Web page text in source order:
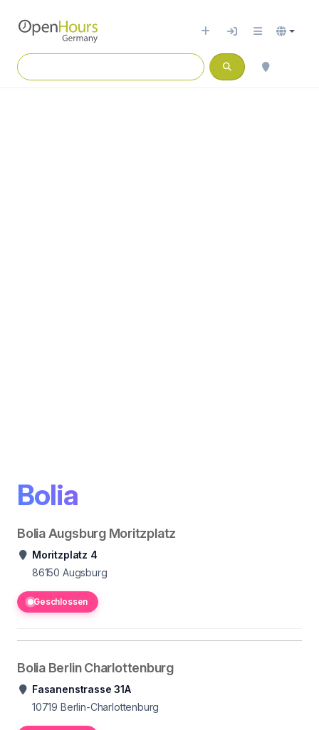
Bolia
Bolia Augsburg Moritzplatz
Moritzplatz 4
86150 Augsburg
Geschlossen
Bolia Berlin Charlottenburg
Fasanenstrasse 31A
10719 Berlin-Charlottenburg